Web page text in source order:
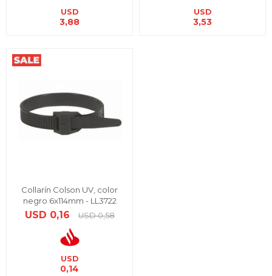
USD
3,88
USD
3,53
Collarín Colson UV, color
negro 6x114mm - LL3722
USD 0,16 USD 0,58
USD
0,14